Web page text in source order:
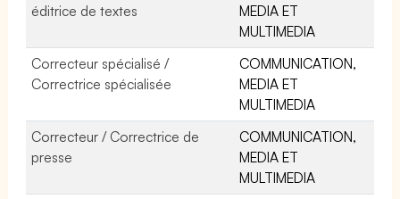
éditrice de textes
MEDIA ET
MULTIMEDIA
Correcteur spécialisé /
Correctrice spécialisée
COMMUNICATION,
MEDIA ET
MULTIMEDIA
Correcteur / Correctrice de
presse
COMMUNICATION,
MEDIA ET
MULTIMEDIA